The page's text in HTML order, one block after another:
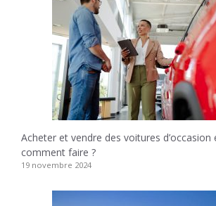
Acheter et vendre des voitures d’occasion
comment faire ?
19 novembre 2024